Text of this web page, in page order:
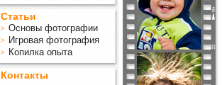
Статьи
Основы фотографии
Игровая фотография
Копилка опыта
Контакты